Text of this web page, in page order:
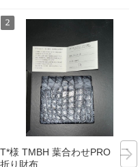
T*様 TMBH 葉合わせPRO 二つ
折り財布